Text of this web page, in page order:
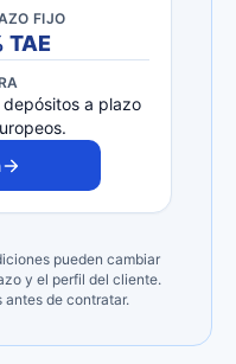
FIJO
TAE
a plazo
pueden cambiar
y el perfil del cliente.
antes de contratar.